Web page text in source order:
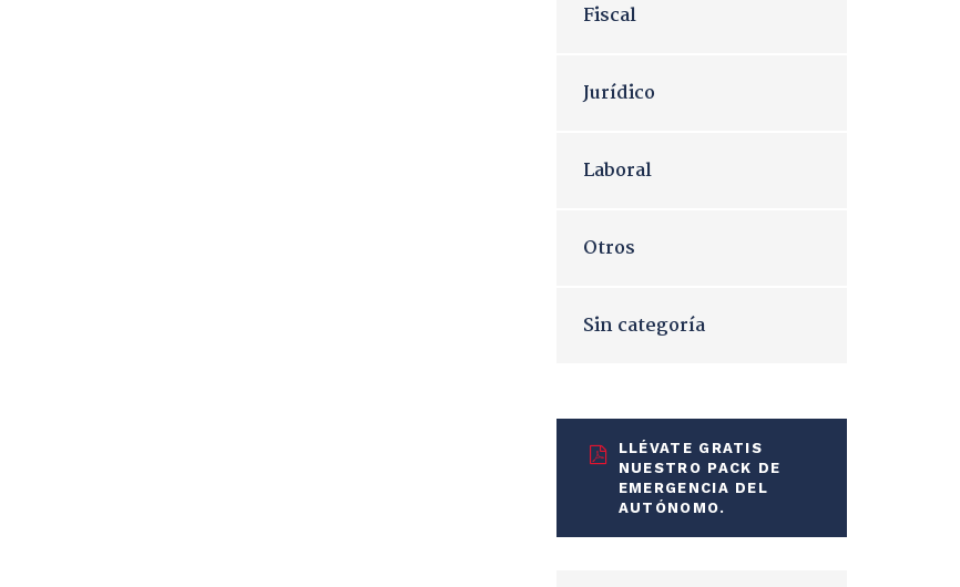
Fiscal
Jurídico
Laboral
Otros
Sin categoría
LLÉVATE GRATIS
NUESTRO PACK DE
EMERGENCIA DEL
AUTÓNOMO.